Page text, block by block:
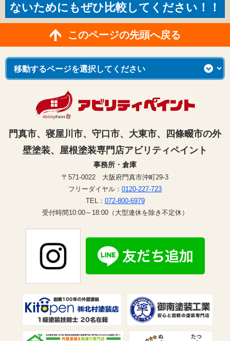
ないためにもぜひ比較してください！！
このページの先頭へ戻る
門真市、寝屋川市、守口市、大東市、四條畷市の外
壁塗装、屋根塗装専門店アビリティペイント
事務所・倉庫
〒571-0022 大阪府門真市沖町29-3
フリーダイヤル： 0120-227-723
TEL： 072-800-6979
受付時間10:00～18:00（大型連休を除き不定休）